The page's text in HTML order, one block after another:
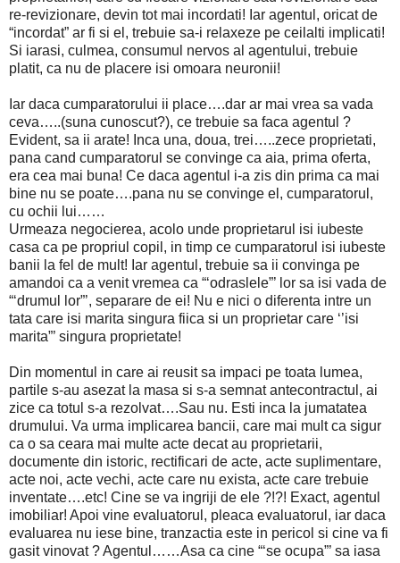
re-revizionare, devin tot mai incordati! Iar agentul, oricat de
“incordat” ar fi si el, trebuie sa-i relaxeze pe ceilalti implicati!
Si iarasi, culmea, consumul nervos al agentului, trebuie
platit, ca nu de placere isi omoara neuronii!
Iar daca cumparatorului ii place….dar ar mai vrea sa vada
ceva…..(suna cunoscut?), ce trebuie sa faca agentul ?
Evident, sa ii arate! Inca una, doua, trei…..zece proprietati,
pana cand cumparatorul se convinge ca aia, prima oferta,
era cea mai buna! Ce daca agentul i-a zis din prima ca mai
bine nu se poate….pana nu se convinge el, cumparatorul,
cu ochii lui……
Urmeaza negocierea, acolo unde proprietarul isi iubeste
casa ca pe propriul copil, in timp ce cumparatorul isi iubeste
banii la fel de mult! Iar agentul, trebuie sa ii convinga pe
amandoi ca a venit vremea ca “‘odraslele”’ lor sa isi vada de
“‘drumul lor”’, separare de ei! Nu e nici o diferenta intre un
tata care isi marita singura fiica si un proprietar care ‘’isi
marita”’ singura proprietate!
Din momentul in care ai reusit sa impaci pe toata lumea,
partile s-au asezat la masa si s-a semnat antecontractul, ai
zice ca totul s-a rezolvat….Sau nu. Esti inca la jumatatea
drumului. Va urma implicarea bancii, care mai mult ca sigur
ca o sa ceara mai multe acte decat au proprietarii,
documente din istoric, rectificari de acte, acte suplimentare,
acte noi, acte vechi, acte care nu exista, acte care trebuie
inventate….etc! Cine se va ingriji de ele ?!?! Exact, agentul
imobiliar! Apoi vine evaluatorul, pleaca evaluatorul, iar daca
evaluarea nu iese bine, tranzactia este in pericol si cine va fi
gasit vinovat ? Agentul……Asa ca cine “‘se ocupa”’ sa iasa